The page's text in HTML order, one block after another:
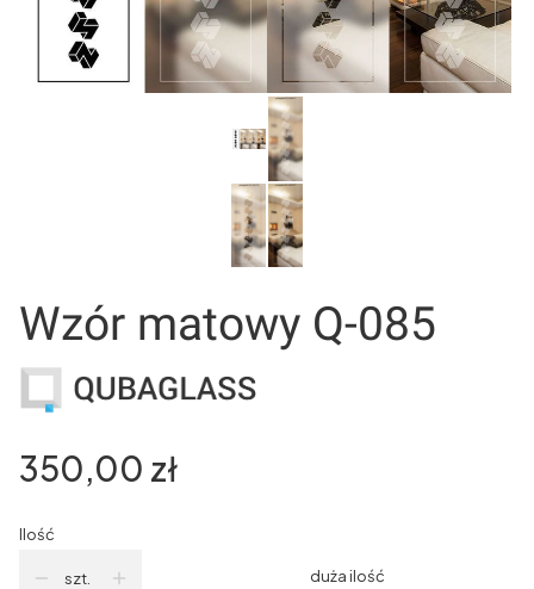
Wzór matowy Q-085
Cena
350,00 zł
Ilość
szt. duża ilość